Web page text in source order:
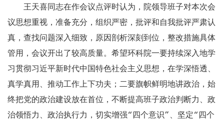
王天喜同志在作会议点评时认为，院领导班子对本次会
议思想重视，准备充分，组织严密，批评和自我批评严肃认
真，查找问题深入细致，原因剖析深刻到位，整改措施具体
管用，会议开出了较高质量。希望环科院一要持续深入地学
习贯彻习近平新时代中国特色社会主义思想，在学深悟透、
真学真用、推动工作上下功夫；二要旗帜鲜明地讲政治，始
终把党的政治建设放在首位，不断提高班子政治判断力、政
治领悟力、政治执行力，切实增强“四个意识”、坚定“四个